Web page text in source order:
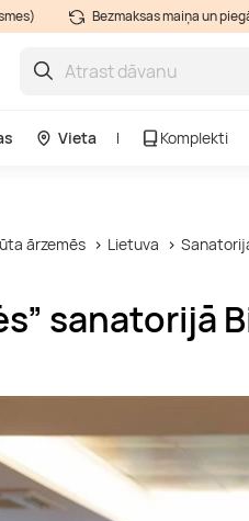
Bezmaksas maiņa un
Vieta Komplekti
ārzemēs Lietuva
sanatorijā